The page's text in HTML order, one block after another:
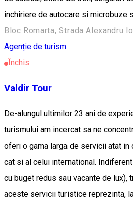
inchiriere de autocare si microbuze
Agenție de turism
Închis
Valdir Tour
De-alungul ultimilor 23 ani de
turismului am incercat sa ne
oferi o gama larga de servicii atat in
cat si al celui international.
cu buget redus sau vacante de lux),
aceste servicii turistice reprezinta,